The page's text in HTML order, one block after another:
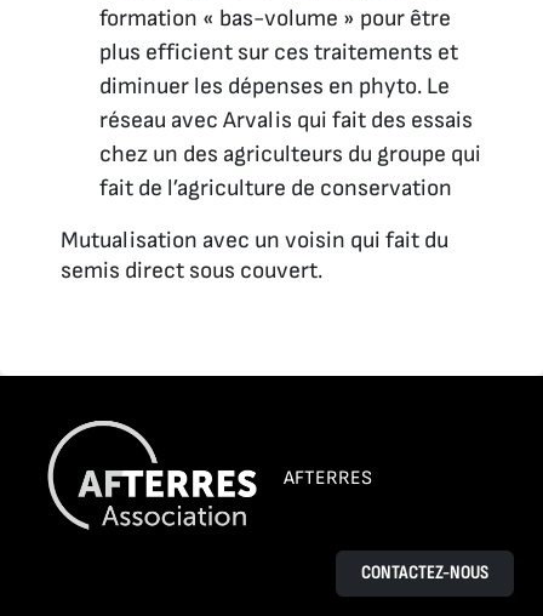
formation « bas-volume » pour être
plus efficient sur ces traitements et
diminuer les dépenses en phyto. Le
réseau avec Arvalis qui fait des essais
chez un des agriculteurs du groupe qui
fait de l’agriculture de conservation
Mutualisation avec un voisin qui fait du
semis direct sous couvert.
AFTERRES
CONTACTEZ-NOUS